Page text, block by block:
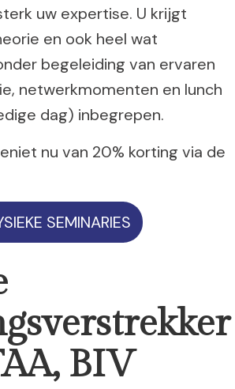
uw expertise. U krijgt
en ook heel wat
begeleiding van ervaren
netwerkmomenten en lunch
dag) inbegrepen.
nu van 20% korting via de
SEMINARIES
BIV